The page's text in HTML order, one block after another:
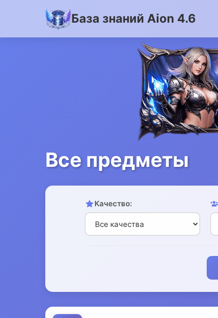
База знаний Aion 4.6
Все предметы
Качество: